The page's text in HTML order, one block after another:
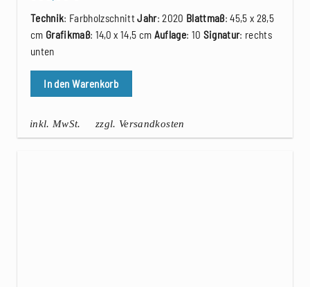
Technik: FarbholzschnittJahr: 2020 Blattmaß: 45,5 x 28,5
cm Grafikmaß: 14,0 x 14,5 cm Auflage: 10 Signatur: rechts
unten
In den Warenkorb
inkl. MwSt. zzgl. Versandkosten